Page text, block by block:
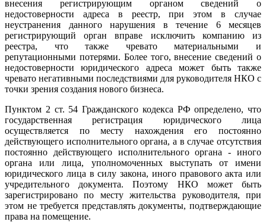
внесения регистрирующим органом сведений о
недостоверности адреса в реестр, при этом в случае
неустранения данного нарушения в течение 6 месяцев
регистрирующий орган вправе исключить компанию из
реестра, что также чревато материальными и
репутационными потерями. Более того, внесение сведений о
недостоверности юридического адреса может быть также
чревато негативными последствиями для руководителя НКО с
точки зрения создания нового бизнеса.
Пунктом 2 ст. 54 Гражданского кодекса РФ определено, что
государственная регистрация юридического лица
осуществляется по месту нахождения его постоянно
действующего исполнительного органа, а в случае отсутствия
постоянно действующего исполнительного органа - иного
органа или лица, уполномоченных выступать от имени
юридического лица в силу закона, иного правового акта или
учредительного документа. Поэтому НКО может быть
зарегистрировано по месту жительства руководителя, при
этом не требуется представлять документы, подтверждающие
права на помещение.